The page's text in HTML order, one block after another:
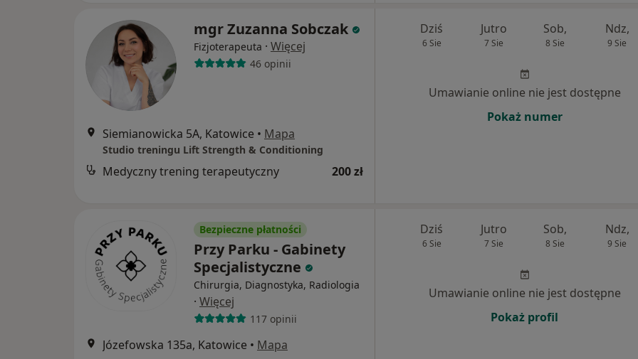
mgr Zuzanna Sobczak
Fizjoterapeuta · Więcej
46 opinii
Siemianowicka 5A, Katowice • Mapa
Studio treningu Lift Strength & Conditioning
Medyczny trening terapeutyczny 200 zł
Dziś
6 Sie
Jutro
7 Sie
Sob,
8 Sie
Ndz,
9 Sie
Umawianie online nie jest dostępne
Pokaż numer
Bezpieczne płatności
Przy Parku - Gabinety
Specjalistyczne
Chirurgia, Diagnostyka, Radiologia
· Więcej
117 opinii
Józefowska 135a, Katowice • Mapa
Dziś
6 Sie
Jutro
7 Sie
Sob,
8 Sie
Ndz,
9 Sie
Umawianie online nie jest dostępne
Pokaż profil